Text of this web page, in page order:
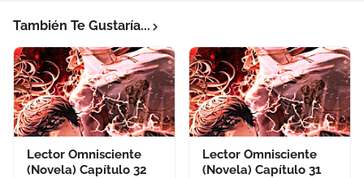
También Te Gustaría...
Lector Omnisciente
(Novela) Capítulo 32
Lector Omnisciente
(Novela) Capítulo 31